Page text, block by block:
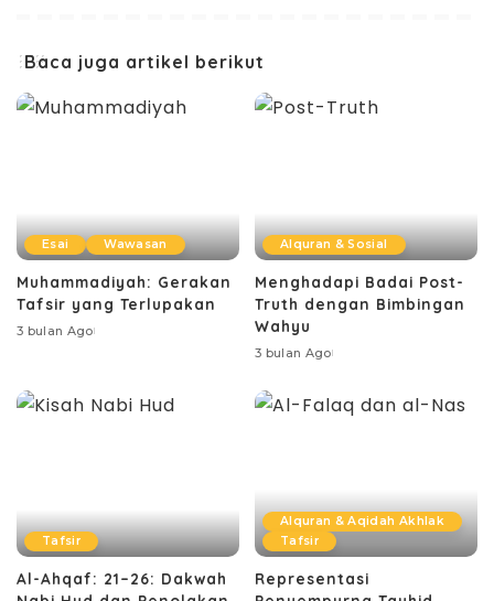
Baca juga artikel berikut
Esai Wawasan
Muhammadiyah: Gerakan
Tafsir yang Terlupakan
3 bulan Ago
Alquran & Sosial
Menghadapi Badai Post-
Truth dengan Bimbingan
Wahyu
3 bulan Ago
Tafsir
Al-Ahqaf: 21–26: Dakwah
Alquran & Aqidah Akhlak
Tafsir
Representasi